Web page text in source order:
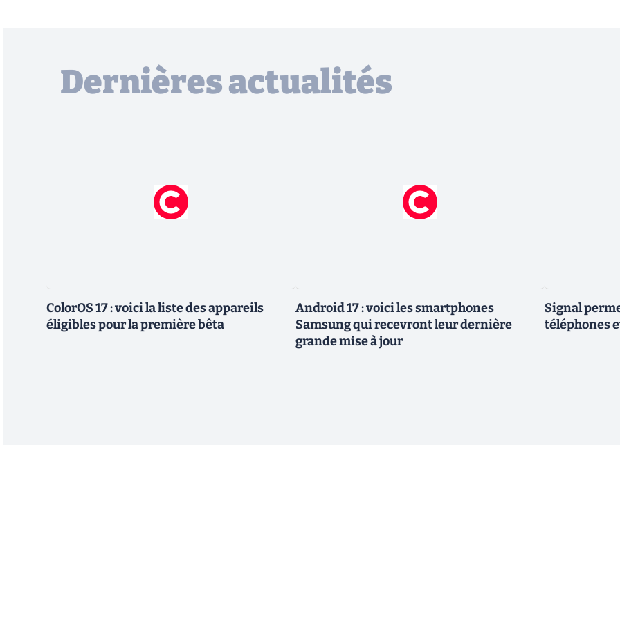
Dernières actualités
ColorOS 17 : voici la liste des appareils
éligibles pour la première bêta
Android 17 : voici les smartphones
Samsung qui recevront leur dernière
grande mise à jour
Signal
téléphones